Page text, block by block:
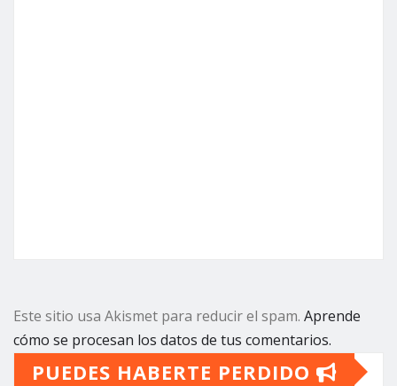
Este sitio usa Akismet para reducir el spam. Aprende
cómo se procesan los datos de tus comentarios.
PUEDES HABERTE PERDIDO